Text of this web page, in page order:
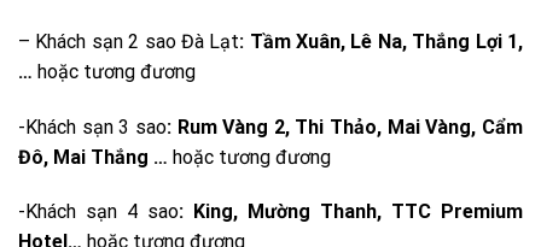
– Khách sạn 2 sao Đà Lạt: Tầm Xuân, Lê Na, Thắng Lợi 1,
… hoặc tương đương
-Khách sạn 3 sao: Rum Vàng 2, Thi Thảo, Mai Vàng, Cẩm
Đô, Mai Thắng … hoặc tương đương
-Khách sạn 4 sao: King, Mường Thanh, TTC Premium
Hotel … hoặc tương đương